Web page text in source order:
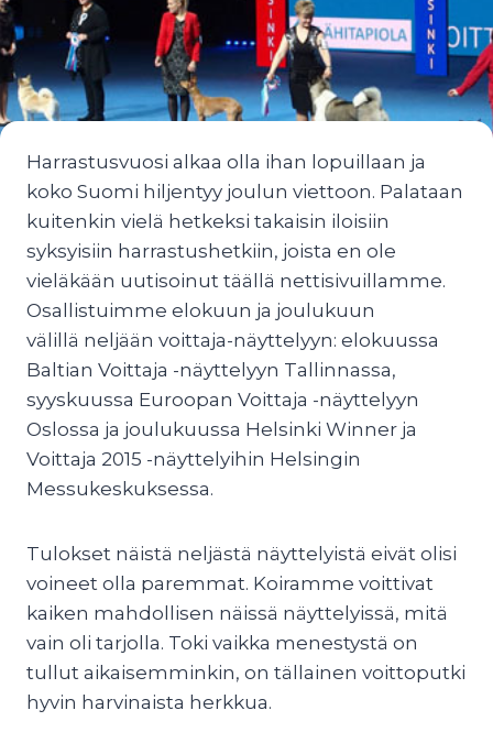
Harrastusvuosi alkaa olla ihan lopuillaan ja
koko Suomi hiljentyy joulun viettoon. Palataan
kuitenkin vielä hetkeksi takaisin iloisiin
syksyisiin harrastushetkiin, joista en ole
vieläkään uutisoinut täällä nettisivuillamme.
Osallistuimme elokuun ja joulukuun
välillä neljään voittaja-näyttelyyn: elokuussa
Baltian Voittaja -näyttelyyn Tallinnassa,
syyskuussa Euroopan Voittaja -näyttelyyn
Oslossa ja joulukuussa Helsinki Winner ja
Voittaja 2015 -näyttelyihin Helsingin
Messukeskuksessa.
Tulokset näistä neljästä näyttelyistä eivät olisi
voineet olla paremmat. Koiramme voittivat
kaiken mahdollisen näissä näyttelyissä, mitä
vain oli tarjolla. Toki vaikka menestystä on
tullut aikaisemminkin, on tällainen voittoputki
hyvin harvinaista herkkua.